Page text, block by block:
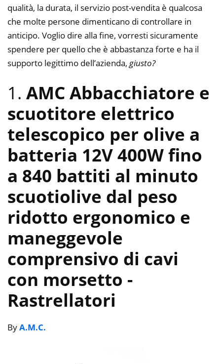
qualità, la durata, il servizio post-vendita è qualcosa
che molte persone dimenticano di controllare in
anticipo. Voglio dire alla fine, vorresti sicuramente
spendere per quello che è abbastanza forte e ha il
supporto legittimo dell’azienda, giusto?
1. AMC Abbacchiatore e
scuotitore elettrico
telescopico per olive a
batteria 12V 400W fino
a 840 battiti al minuto
scuotiolive dal peso
ridotto ergonomico e
maneggevole
comprensivo di cavi
con morsetto -
Rastrellatori
ByA.M.C.